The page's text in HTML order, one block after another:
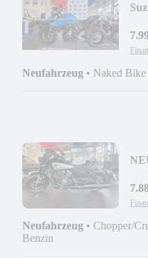
Neufahrzeug • Naked Bike
Neufahrzeug • Chopper/
Benzin